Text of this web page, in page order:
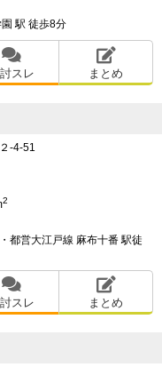
駅 徒歩8分
スレ まとめ
-4-51
2
都営大江戸線 麻布十番 駅徒
スレ まとめ